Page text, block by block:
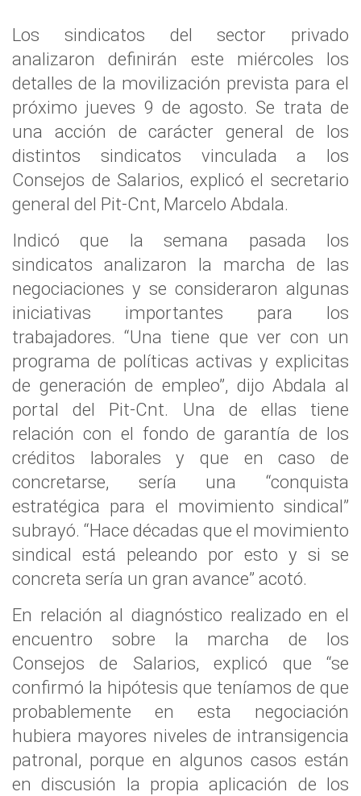
Los sindicatos del sector privado
analizaron definirán este miércoles los
detalles de la movilización prevista para el
próximo jueves 9 de agosto. Se trata de
una acción de carácter general de los
distintos sindicatos vinculada a los
Consejos de Salarios, explicó el secretario
general del Pit-Cnt, Marcelo Abdala.
Indicó que la semana pasada los
sindicatos analizaron la marcha de las
negociaciones y se consideraron algunas
iniciativas importantes para los
trabajadores. “Una tiene que ver con un
programa de políticas activas y explicitas
de generación de empleo”, dijo Abdala al
portal del Pit-Cnt. Una de ellas tiene
relación con el fondo de garantía de los
créditos laborales y que en caso de
concretarse, sería una “conquista
estratégica para el movimiento sindical”
subrayó. “Hace décadas que el movimiento
sindical está peleando por esto y si se
concreta sería un gran avance” acotó.
En relación al diagnóstico realizado en el
encuentro sobre la marcha de los
Consejos de Salarios, explicó que “se
confirmó la hipótesis que teníamos de que
probablemente en esta negociación
hubiera mayores niveles de intransigencia
patronal, porque en algunos casos están
en discusión la propia aplicación de los